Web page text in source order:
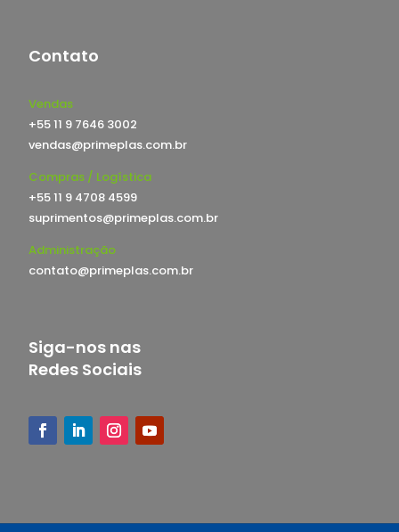
Contato
Vendas
+55 11 9 7646 3002
vendas@primeplas.com.br
Compras / Logística
+55 11 9 4708 4599
suprimentos@primeplas.com.br
Administração
contato@primeplas.com.br
Siga-nos nas
Redes Sociais